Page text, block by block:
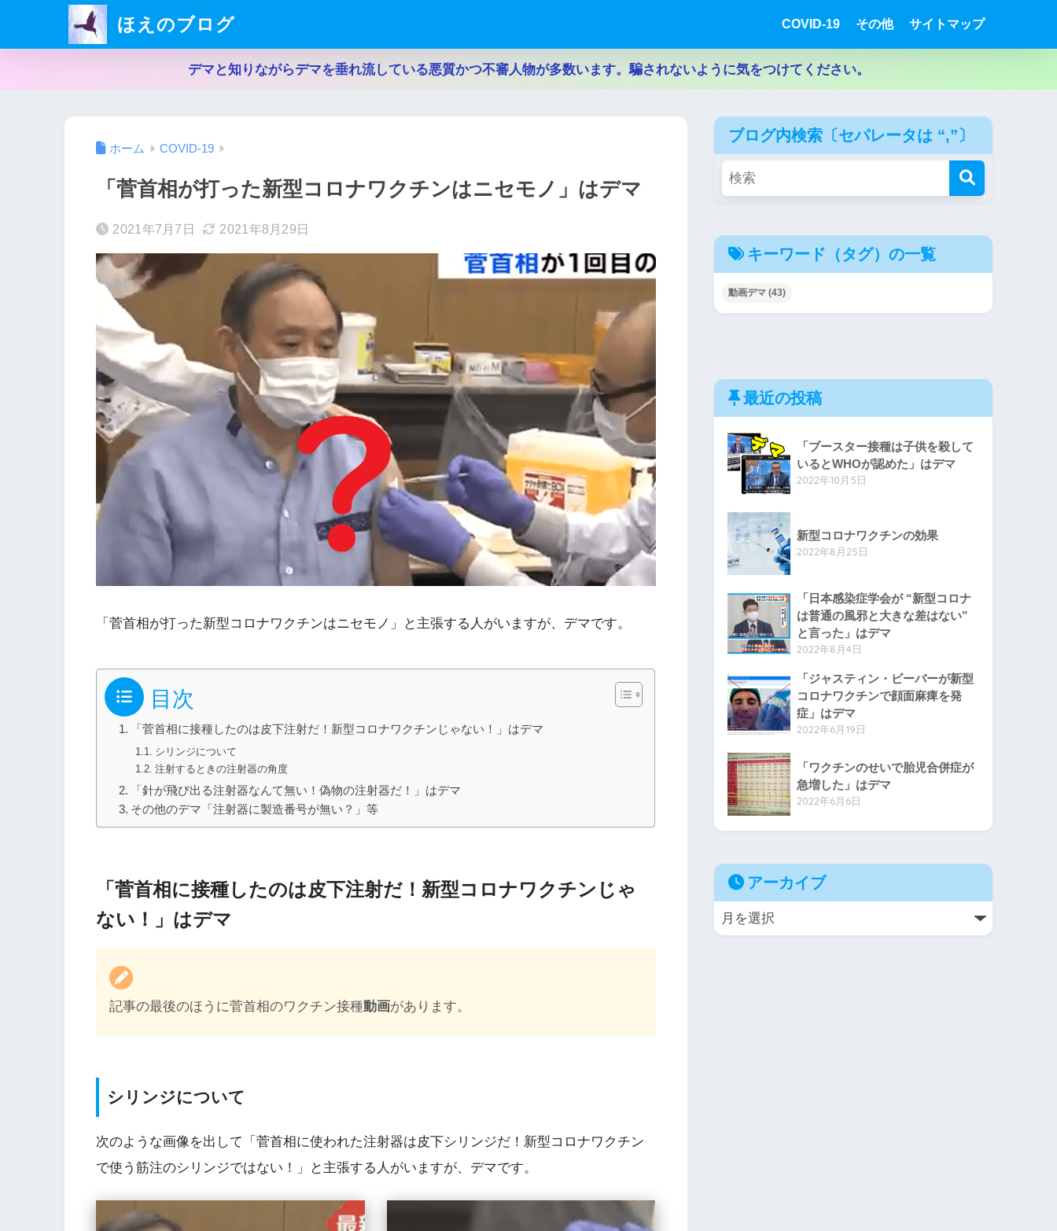
ほえのブログ COVID-19 その他 サイトマップ
デマと知りながらデマを垂れ流している悪質かつ不審人物が多数います。騙されないように気をつけてください。
ホーム COVID-19
「菅首相が打った新型コロナワクチンはニセモノ」はデマ
2021年7月7日 2021年8月29日
「菅首相が打った新型コロナワクチンはニセモノ」と主張する人がいますが、デマです。
目次
「菅首相に接種したのは皮下注射だ！新型コロナワクチンじゃない！」はデマ
シリンジについて
注射するときの注射器の角度
「針が飛び出る注射器なんて無い！偽物の注射器だ！」はデマ
その他のデマ「注射器に製造番号が無い？」等
「菅首相に接種したのは皮下注射だ！新型コロナワクチンじゃ
ない！」はデマ
記事の最後のほうに菅首相のワクチン接種動画があります。
シリンジについて
次のような画像を出して「菅首相に使われた注射器は皮下シリンジだ！新型コロナワクチン
で使う筋注のシリンジではない！」と主張する人がいますが、デマです。
ブログ内検索〔セパレータは “,”〕
キーワード（タグ）の一覧
動画デマ (43)
最近の投稿
「ブースター接種は子供を殺して
いるとWHOが認めた」はデマ
2022年10月5日
新型コロナワクチンの効果
2022年8月25日
「日本感染症学会が “新型コロナ
は普通の風邪と大きな差はない”
と言った」はデマ
2022年8月4日
「ジャスティン・ビーバーが新型
コロナワクチンで顔面麻痺を発
症」はデマ
2022年6月19日
「ワクチンのせいで胎児合併症が
急増した」はデマ
2022年6月6日
アーカイブ